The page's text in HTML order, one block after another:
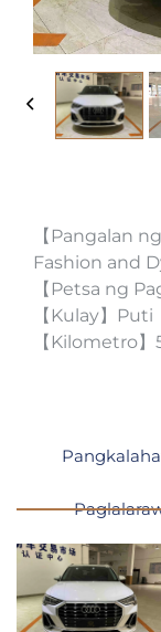
【Pangalan
Fashion and
【Petsa ng
【Kulay】Puti
【Kilometro